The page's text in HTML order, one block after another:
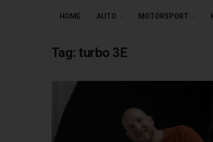
HOME AUTO MOTORSPORT
Tag: turbo 3E